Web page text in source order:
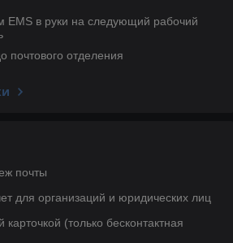
EMS в руки на следующий рабочий
почтового отделения
почты
для организаций и юридических лиц
карточкой (только беcконтактная